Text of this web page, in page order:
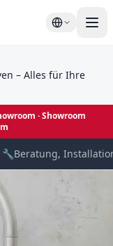
– Alles für Ihre
· Showroom
🔧Beratung,